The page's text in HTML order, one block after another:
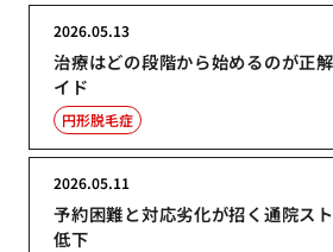
治療はどの段階から始めるのが正
イド
2026.05.13
円形脱毛症
予約困難と対応劣化が招く通院ス
低下
2026.05.11